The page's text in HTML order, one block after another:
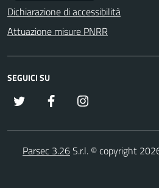
Dichiarazione di accessibilità
Attuazione misure PNRR
SEGUICI SU
Facebook
Parsec 3.26S.r.l. © copyright